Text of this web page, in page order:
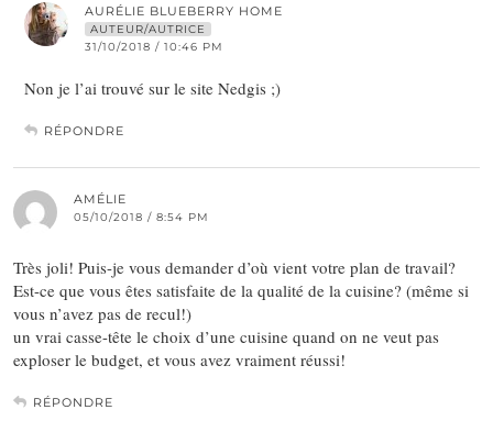
AURÉLIE BLUEBERRY HOME
AUTEUR/AUTRICE
31/10/2018 / 10:46 PM
Non je l’ai trouvé sur le site Nedgis ;)
RÉPONDRE
AMÉLIE
05/10/2018 / 8:54 PM
Très joli! Puis-je vous demander d’où vient votre plan de travail?
Est-ce que vous êtes satisfaite de la qualité de la cuisine? (même si
vous n’avez pas de recul!)
un vrai casse-tête le choix d’une cuisine quand on ne veut pas
exploser le budget, et vous avez vraiment réussi!
RÉPONDRE